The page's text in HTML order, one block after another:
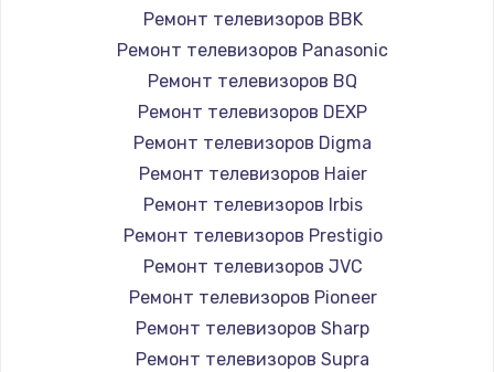
Заказать
Замена картридера
890 руб.
Заказать
Замена микросхемы NFC
1100 руб.
Заказать
Замена шим-контроллера
Ремонт телевизоров BBK
Ремонт телевизоров Panasonic
Ремонт телевизоров BQ
Ремонт телевизоров DEXP
Ремонт телевизоров Digma
Ремонт телевизоров Haier
Ремонт телевизоров Irbis
Ремонт телевизоров Prestigio
Ремонт телевизоров JVC
Ремонт телевизоров Pioneer
Ремонт телевизоров Sharp
Ремонт телевизоров Supra